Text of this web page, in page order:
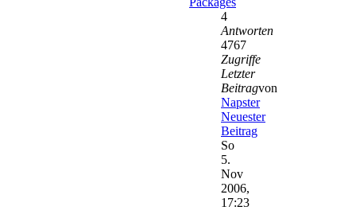
4
Antworten
4767
Zugriffe
Letzter
Beitragvon
Napster
Neuester
Beitrag
So
5.
Nov
2006,
17:23